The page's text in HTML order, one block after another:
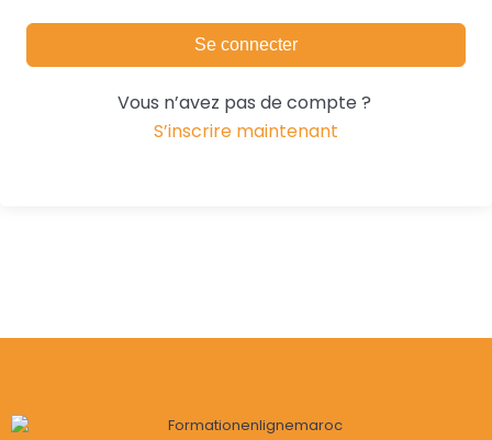
Se connecter
Vous n’avez pas de compte ?
S’inscrire maintenant